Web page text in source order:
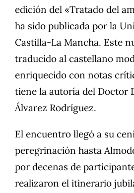
edición del «Tratado del
ha sido publicada por la
Castilla-La Mancha. Este
traducido al castellano
enriquecido con notas
tiene la autoría del Doctor
Álvarez Rodríguez.
El encuentro llegó a su
peregrinación hasta
por decenas de
realizaron el itinerario